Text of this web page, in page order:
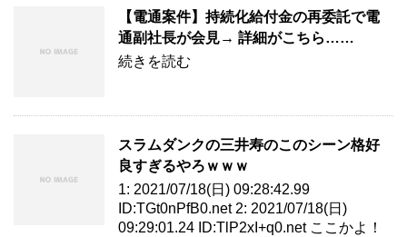
【電通案件】持続化給付金の再委託で電
通副社長が会見→ 詳細がこちら……
続きを読む
スラムダンクの三井寿のこのシーン格好
良すぎるやろｗｗｗ
1: 2021/07/18(日) 09:28:42.99
ID:TGt0nPfB0.net 2: 2021/07/18(日)
09:29:01.24 ID:TlP2xI+q0.net ここかよ！